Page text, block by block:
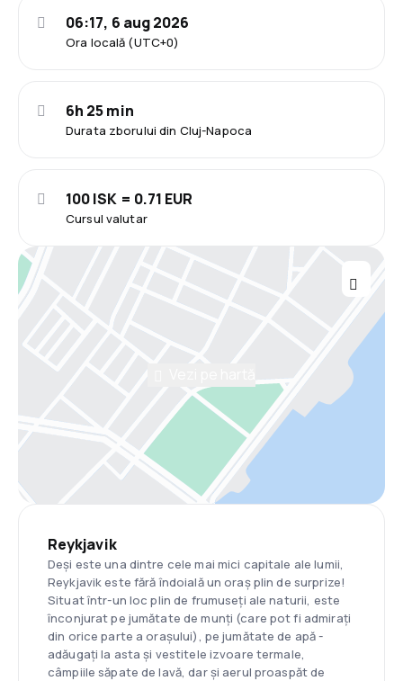
Ora locală (UTC+0)
06:17, 6 aug 2026
Durata zborului din Cluj-Napoca
6h 25 min
Cursul valutar
100 ISK = 0.71 EUR
Reykjavik
Deși este una dintre cele mai mici capitale ale lumii,
Reykjavik este fără îndoială un oraș plin de surprize!
Situat într-un loc plin de frumuseți ale naturii, este
înconjurat pe jumătate de munți (care pot fi admirați
din orice parte a orașului), pe jumătate de apă -
adăugați la asta și vestitele izvoare termale,
câmpiile săpate de lavă, dar și aerul proaspăt de